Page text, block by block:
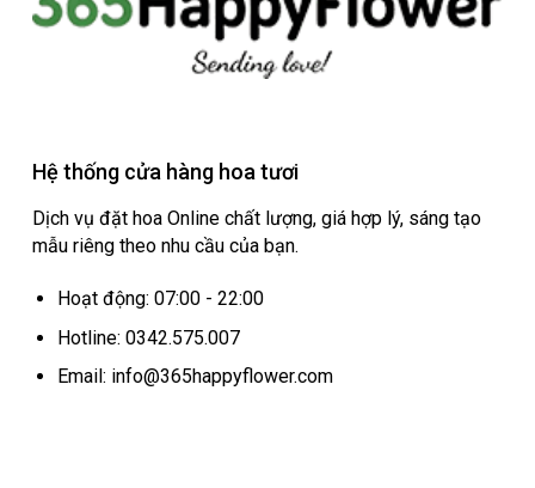
Hệ thống cửa hàng hoa tươi
Dịch vụ đặt hoa Online chất lượng, giá hợp lý, sáng tạo
mẫu riêng theo nhu cầu của bạn.
Hoạt động: 07:00 - 22:00
Hotline: 0342.575.007
Email: info@365happyflower.com